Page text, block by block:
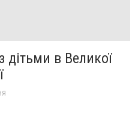
дітьми в Великої